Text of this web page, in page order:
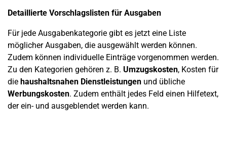
Detaillierte Vorschlagslisten für Ausgaben
Für jede Ausgabenkategorie gibt es jetzt eine Liste
möglicher Ausgaben, die ausgewählt werden können.
Zudem können individuelle Einträge vorgenommen werden.
Zu den Kategorien gehören z. B. Umzugskosten, Kosten für
die haushaltsnahen Dienstleistungen und übliche
Werbungskosten. Zudem enthält jedes Feld einen Hilfetext,
der ein- und ausgeblendet werden kann.